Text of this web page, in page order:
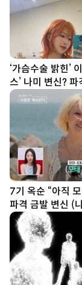
‘가슴수술 밝힌’
스’ 나미 변신? 파
[DA★]
7기 옥순 “아직
파격 금발 변신 (